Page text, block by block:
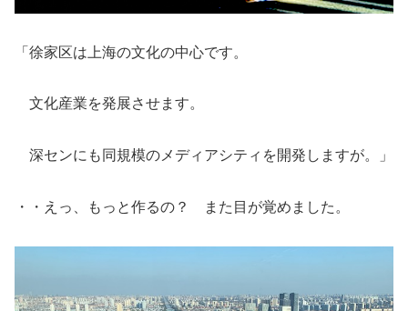
「徐家区は上海の文化の中心です。
文化産業を発展させます。
深センにも同規模のメディアシティを開発しますが。」
・・えっ、もっと作るの？ また目が覚めました。